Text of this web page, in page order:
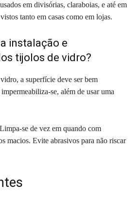
em divisórias, claraboias, e até em
tanto em casas como em lojas.
instalação e
tijolos de vidro?
a superfície deve ser bem
se, além de usar uma
se de vez em quando com
macios. Evite abrasivos para não riscar